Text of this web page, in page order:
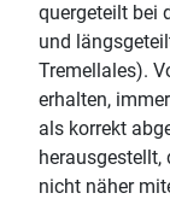
quergeteilt bei
und
Tremellales).
erhalten,
als korrekt
herausgestellt,
nicht näher